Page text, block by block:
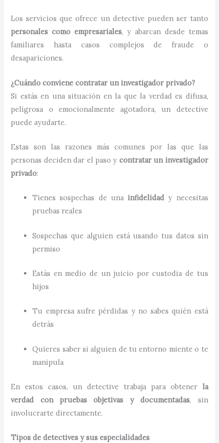
Los servicios que ofrece un detective pueden ser tanto
personales como empresariales, y abarcan desde temas
familiares hasta casos complejos de fraude o
desapariciones.
¿Cuándo conviene contratar un investigador privado?
Si estás en una situación en la que la verdad es difusa,
peligrosa o emocionalmente agotadora, un detective
puede ayudarte.
Estas son las razones más comunes por las que las
personas deciden dar el paso y contratar un investigador
privado:
Tienes sospechas de una infidelidad y necesitas
pruebas reales
Sospechas que alguien está usando tus datos sin
permiso
Estás en medio de un juicio por custodia de tus
hijos
Tu empresa sufre pérdidas y no sabes quién está
detrás
Quieres saber si alguien de tu entorno miente o te
manipula
En estos casos, un detective trabaja para obtener la
verdad con pruebas objetivas y documentadas, sin
involucrarte directamente.
Tipos de detectives y sus especialidades